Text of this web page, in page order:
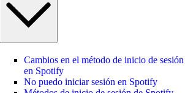
Cambios en el método de inicio de sesión
en Spotify
No puedo iniciar sesión en Spotify